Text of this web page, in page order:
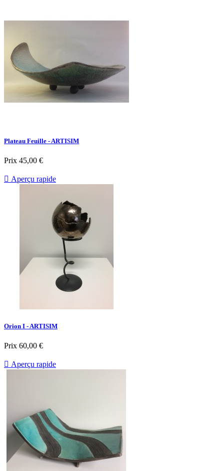
Plateau Feuille - ARTISIM
Prix 45,00 €
 Aperçu rapide
Orion I - ARTISIM
Prix 60,00 €
 Aperçu rapide